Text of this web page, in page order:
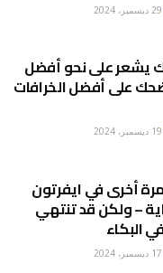
يشعر على نحو أفضل
على أفضل الخرافات
أخرى في ايفرتون
– ولكن قد تنتهي
البكاء